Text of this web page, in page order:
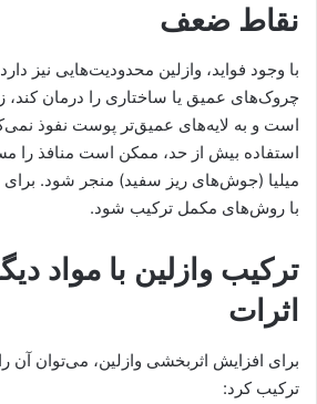
نقاط ضعف
با وجود فواید، وازلین محدودیت‌هایی نیز
چروک‌های عمیق یا ساختاری را درمان
است و به لایه‌های عمیق‌تر پوست نفوذ
استفاده بیش از حد، ممکن است منافذ را
میلیا (جوش‌های ریز سفید) منجر شود. برای
با روش‌های مکمل ترکیب شود.
ترکیب وازلین با مواد
اثرات
برای افزایش اثربخشی وازلین، می‌توان آن
ترکیب کرد: